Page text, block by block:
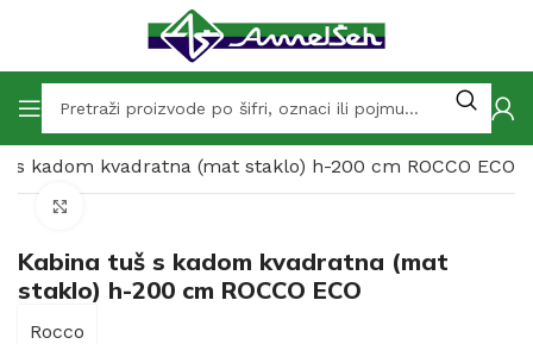
s kadom kvadratna (mat staklo) h-200 cm ROCCO ECO
Kabina tuš s kadom kvadratna (mat
staklo) h-200 cm ROCCO ECO
Rocco